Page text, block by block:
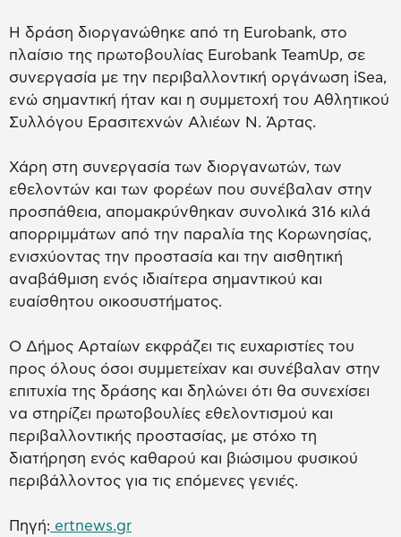
Η δράση διοργανώθηκε από τη Eurobank, στο
πλαίσιο της πρωτοβουλίας Eurobank TeamUp, σε
συνεργασία με την περιβαλλοντική οργάνωση iSea,
ενώ σημαντική ήταν και η συμμετοχή του Αθλητικού
Συλλόγου Ερασιτεχνών Αλιέων Ν. Άρτας.
Χάρη στη συνεργασία των διοργανωτών, των
εθελοντών και των φορέων που συνέβαλαν στην
προσπάθεια, απομακρύνθηκαν συνολικά 316 κιλά
απορριμμάτων από την παραλία της Κορωνησίας,
ενισχύοντας την προστασία και την αισθητική
αναβάθμιση ενός ιδιαίτερα σημαντικού και
ευαίσθητου οικοσυστήματος.
Ο Δήμος Αρταίων εκφράζει τις ευχαριστίες του
προς όλους όσοι συμμετείχαν και συνέβαλαν στην
επιτυχία της δράσης και δηλώνει ότι θα συνεχίσει
να στηρίζει πρωτοβουλίες εθελοντισμού και
περιβαλλοντικής προστασίας, με στόχο τη
διατήρηση ενός καθαρού και βιώσιμου φυσικού
περιβάλλοντος για τις επόμενες γενιές.
Πηγή: ertnews.gr